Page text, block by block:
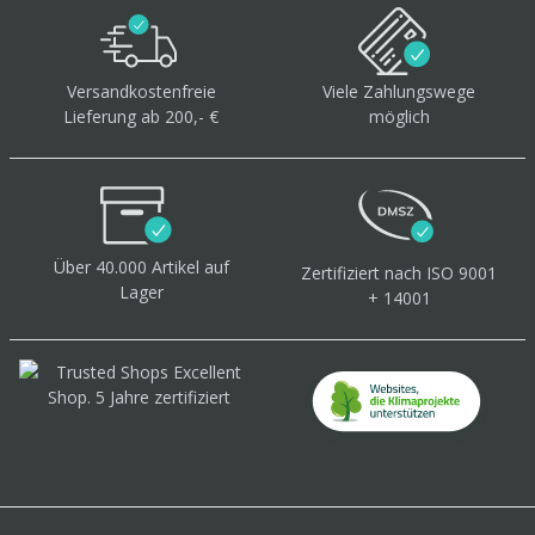
Versandkostenfreie
Lieferung ab 200,- €
Viele Zahlungswege
möglich
Über 40.000 Artikel auf
Lager
Zertifiziert nach ISO 9001
+ 14001